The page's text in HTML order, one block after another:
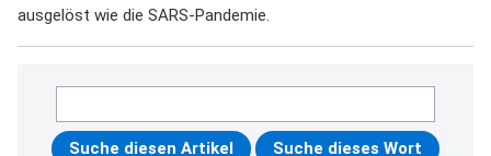
ausgelöst wie die SARS-Pandemie.